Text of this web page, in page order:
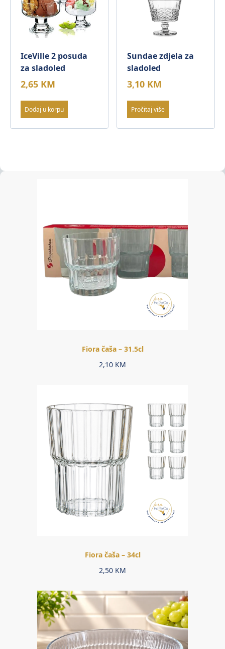
IceVille 2 posuda
za sladoled
2,65 KM
Dodaj u korpu
Sundae zdjela za
sladoled
3,10 KM
Pročitaj više
Fiora čaša – 31.5cl
2,10 KM
Fiora čaša – 34cl
2,50 KM